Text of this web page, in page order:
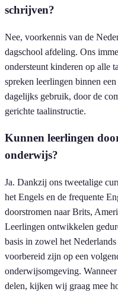
schrijven?
Nee, voorkennis van de
dagschool afdeling. Ons
ondersteunt kinderen op alle
spreken leerlingen binnen
dagelijks gebruik, door de
gerichte taalinstructie.
Kunnen leerlingen
onderwijs?
Ja. Dankzij ons tweetalige
het Engels en de frequente
doorstromen naar Brits,
Leerlingen ontwikkelen
basis in zowel het
voorbereid zijn op een
onderwijsomgeving.
delen, kijken wij graag mee